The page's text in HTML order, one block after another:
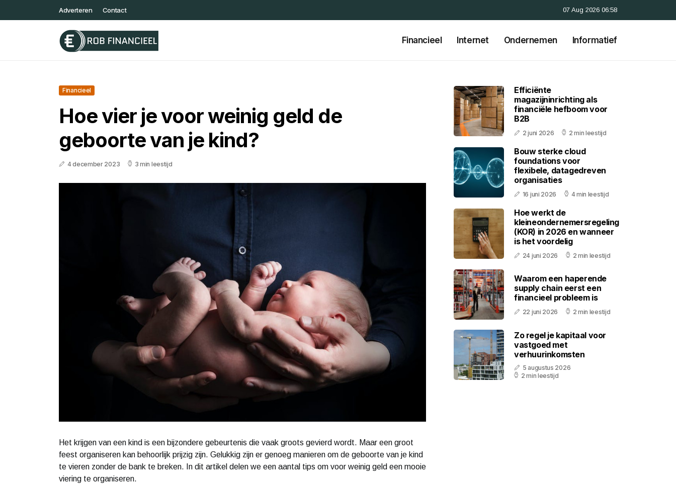
Adverteren Contact 07 Aug 2026 06:58
Financieel Internet Ondernemen Informatief
Financieel
Hoe vier je voor weinig geld de
geboorte van je kind?
4 december 2023 3 min leestijd
Het krijgen van een kind is een bijzondere gebeurtenis die vaak groots gevierd wordt. Maar een groot
feest organiseren kan behoorlijk prijzig zijn. Gelukkig zijn er genoeg manieren om de geboorte van je kind
te vieren zonder de bank te breken. In dit artikel delen we een aantal tips om voor weinig geld een mooie
viering te organiseren.
Efficiënte
magazijninrichting als
financiële hefboom voor
B2B
2 juni 2026 2 min leestijd
Bouw sterke cloud
foundations voor
flexibele, datagedreven
organisaties
16 juni 2026 4 min leestijd
Hoe werkt de
kleineondernemersregeling
(KOR) in 2026 en wanneer
is het voordelig
24 juni 2026 2 min leestijd
Waarom een haperende
supply chain eerst een
financieel probleem is
22 juni 2026 2 min leestijd
Zo regel je kapitaal voor
vastgoed met
verhuurinkomsten
5 augustus 2026
2 min leestijd